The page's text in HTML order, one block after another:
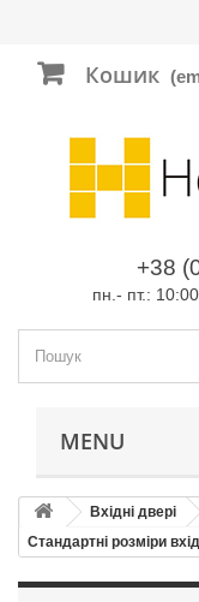
Кошик
+38
пн.- пт.:
MENU
Вхідні двері
Стандартні розміри